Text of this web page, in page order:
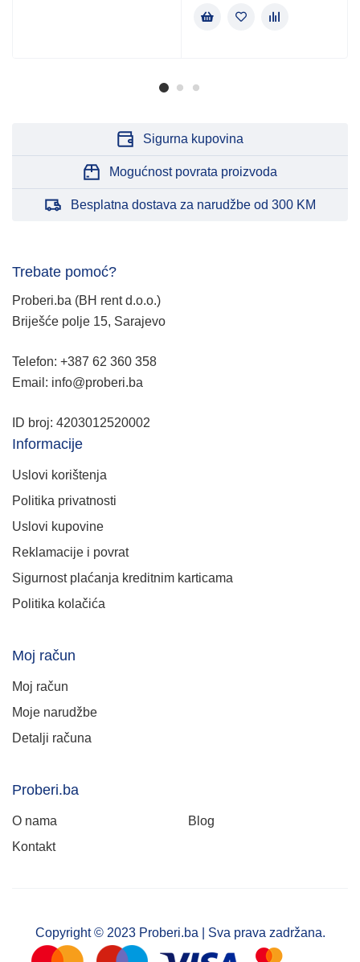
Sigurna kupovina
Mogućnost povrata proizvoda
Besplatna dostava za narudžbe od 300 KM
Trebate pomoć?
Proberi.ba (BH rent d.o.o.)
Briješće polje 15, Sarajevo
Telefon: +387 62 360 358
Email: info@proberi.ba
ID broj: 4203012520002
Informacije
Uslovi korištenja
Politika privatnosti
Uslovi kupovine
Reklamacije i povrat
Sigurnost plaćanja kreditnim karticama
Politika kolačića
Moj račun
Moj račun
Moje narudžbe
Detalji računa
Proberi.ba
O nama
Blog
Kontakt
Copyright © 2023 Proberi.ba | Sva prava zadržana.